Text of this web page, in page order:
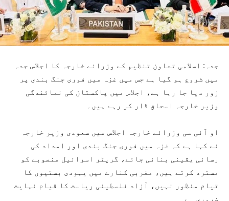
جدہ: اسلامی تعاون تنظیم کے وزرائے خارجہ کا اجلاس جدہ
میں شروع ہو گیا ہے جس میں غزہ میں فوری جنگ بندی پر
زور دیا جا رہا ہے، اجلاس میں پاکستان کی نمائندگی
وزیر خارجہ اسحاق ڈار کر رہے ہیں۔
او آئی سی وزرائے خارجہ اجلاس میں سعودی وزیر خارجہ
نے کہا ہے کہ غزہ میں فوری جنگ بندی اور امداد کی
رسائی یقینی بنائی جائے، گریٹر اسرائیل منصوبے کو
مسترد کرتے ہیں، مغربی کنارے میں یہودی بستیوں کا
قیام منظور نہیں، آزاد فلسطینی ریاست کا قیام نہایت
ضروری ہے۔